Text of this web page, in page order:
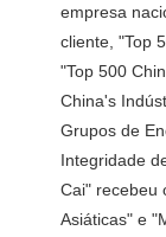
empresa
cliente, "Top
"Top 500
China's
Grupos de
Integridade
Cai" recebeu
Asiáticas" e